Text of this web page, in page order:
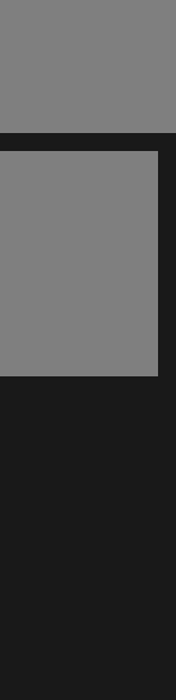
ventana)
ventana)